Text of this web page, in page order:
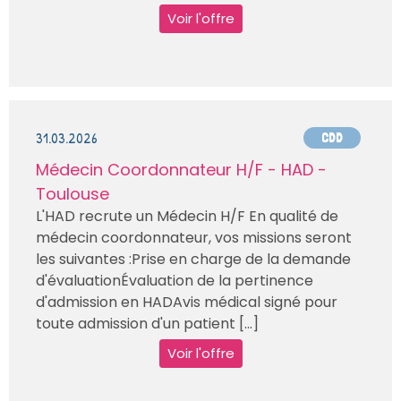
Voir l'offre
31.03.2026 CDD
Médecin Coordonnateur H/F - HAD -
Toulouse
L'HAD recrute un Médecin H/F En qualité de
médecin coordonnateur, vos missions seront
les suivantes :Prise en charge de la demande
d'évaluationÉvaluation de la pertinence
d'admission en HADAvis médical signé pour
toute admission d'un patient [...]
Voir l'offre